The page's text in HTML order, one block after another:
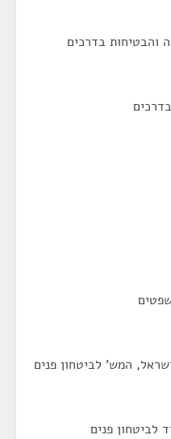
בדרכים
המש' לביטחון פנים
פנים